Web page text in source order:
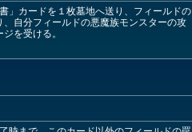
」カードを１枚墓地へ送り、フィールドの
自分フィールドの悪魔族モンスターの攻
を受ける。